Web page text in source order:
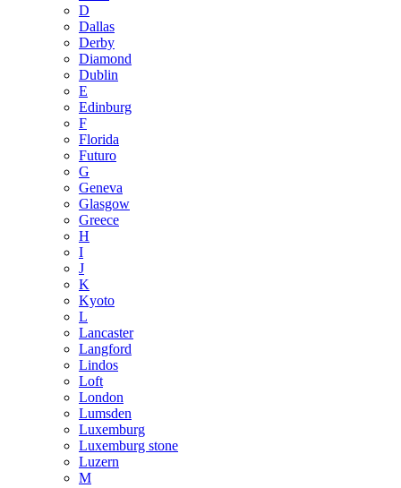
D
Dallas
Derby
Diamond
Dublin
E
Edinburg
F
Florida
Futuro
G
Geneva
Glasgow
Greece
H
I
J
K
Kyoto
L
Lancaster
Langford
Lindos
Loft
London
Lumsden
Luxemburg
Luxemburg stone
Luzern
M